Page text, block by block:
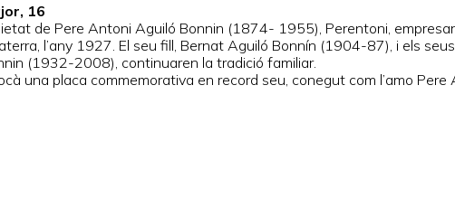
16
de Pere Antoni Aguiló Bonnin (1874- 1955), Perentoni,
l’any 1927. El seu fill, Bernat Aguiló Bonnín (1904-87), i els
(1932-2008), continuaren la tradició familiar.
una placa commemorativa en record seu, conegut com l’amo Pere